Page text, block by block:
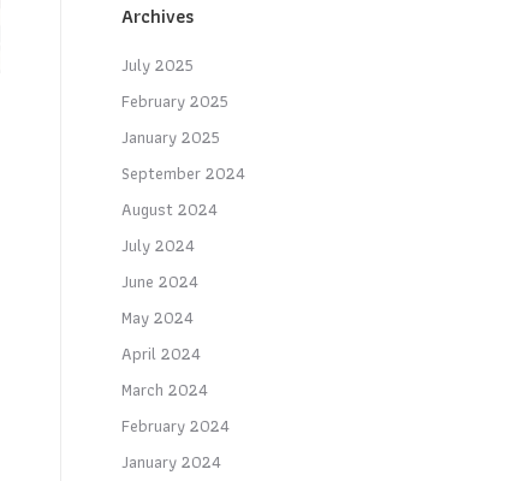
Archives
July 2025
February 2025
January 2025
September 2024
August 2024
July 2024
June 2024
May 2024
April 2024
March 2024
February 2024
January 2024